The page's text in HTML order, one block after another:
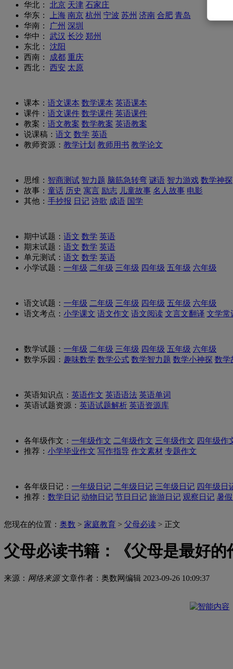
华北： 北京 天津 石家庄
华东：
上海 南京 杭州 宁波 苏州 济南 合肥 青岛
华南：
广州 深圳
华中：
武汉 长沙 郑州
东北：
沈阳
西南：
成都 重庆
西北：
西安 太原
课本： 语文课本 数学课本 英语课本
课件： 语文课件 数学课件 英语课件
教案： 语文教案 数学教案 英语教案
说课稿： 语文 数学 英语
教师资源： 教学计划 教师用书 教学论文
思维： 智商测试 智力题 脑筋急转弯 谜语 智力游戏 数学神探
故事： 童话 历史 寓言 励志 儿童故事 名人故事 电影
其他： 手抄报 日记 诗歌 成语 国学
期中试题： 语文 数学 英语
期末试题： 语文 数学 英语
单元测试： 语文 数学 英语
小学试题： 一年级 二年级 三年级 四年级 五年级 六年级
语文试题： 一年级 二年级 三年级 四年级 五年级 六年级
语文考点： 小学课文 语文作文 语文阅读 文言文翻译 文学常
数学试题： 一年级 二年级 三年级 四年级 五年级 六年级
数学乐园： 趣味数学 数学公式 数学智力题 数学小神探 数学
英语知识点： 英语作文 英语语法 英语单词
英语试题资源： 英语试题解析 英语资源库
各年级作文： 一年级作文 二年级作文 三年级作文 四年级作
推荐： 小学毕业作文 写作指导 作文素材 专题作文
各年级日记： 一年级日记 二年级日记 三年级日记 四年级日
推荐： 数学日记 动物日记 节日日记 旅游日记 观察日记 暑
您现在的位置： 奥数 > 家庭教育 > 父母必读 > 正文
父母必读书籍：《父母是最好的
来源： 网络来源文章作者：奥数网编辑 2023-09-26 10:09:37